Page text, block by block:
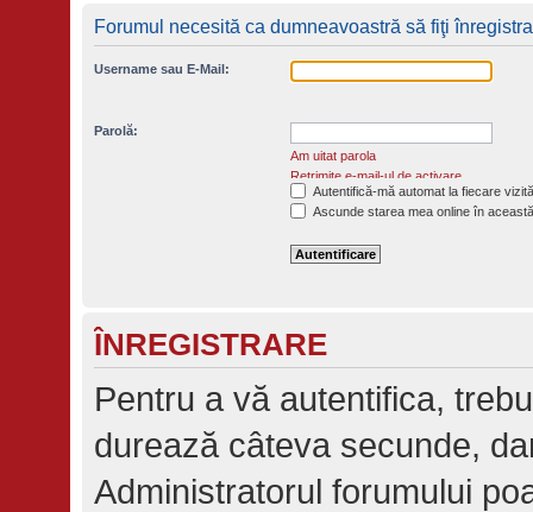
Forumul necesită ca dumneavoastră să fiţi
Username sau E-Mail:
Parolă:
Am uitat parola
Retrimite e-mail-ul de activare
Autentifică-mă automat la fiecare vizită
Ascunde starea mea online în
ÎNREGISTRARE
Pentru a vă autentifica,
durează câteva secunde,
Administratorul forumului